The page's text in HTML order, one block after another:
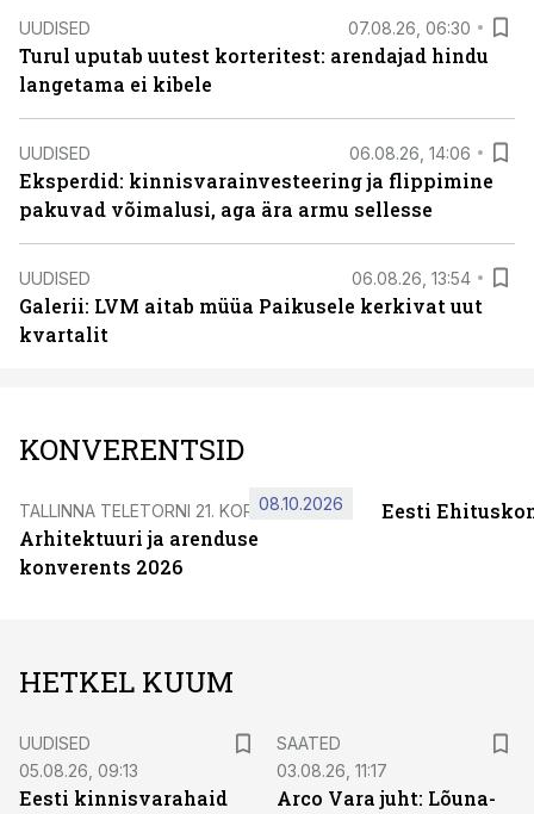
UUDISED 07.08.26, 06:30
Turul uputab uutest korteritest: arendajad hindu
langetama ei kibele
UUDISED 06.08.26, 14:06
Eksperdid: kinnisvarainvesteering ja flippimine
pakuvad võimalusi, aga ära armu sellesse
UUDISED 06.08.26, 13:54
Galerii: LVM aitab müüa Paikusele kerkivat uut
kvartalit
KONVERENTSID
TALLINNA TELETORNI 21. KORRUSEL
Arhitektuuri ja arenduse
konverents 2026
08.10.2026 Eesti
HETKEL KUUM
UUDISED
05.08.26, 09:13
Eesti kinnisvarahaid
SAATED
03.08.26, 11:17
Arco Vara juht: Lõuna-